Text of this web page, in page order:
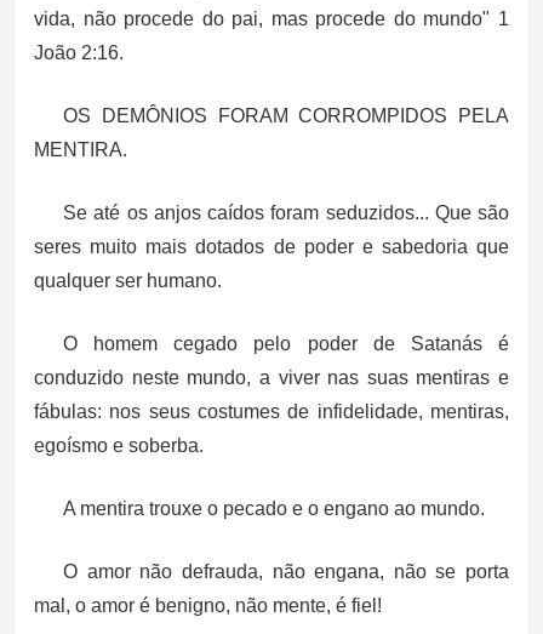
vida, não procede do pai, mas procede do mundo" 1
João 2:16.
OS DEMÔNIOS FORAM CORROMPIDOS PELA
MENTIRA.
Se até os anjos caídos foram seduzidos... Que são
seres muito mais dotados de poder e sabedoria que
qualquer ser humano.
O homem cegado pelo poder de Satanás é
conduzido neste mundo, a viver nas suas mentiras e
fábulas: nos seus costumes de infidelidade, mentiras,
egoísmo e soberba.
A mentira trouxe o pecado e o engano ao mundo.
O amor não defrauda, não engana, não se porta
mal, o amor é benigno, não mente, é fiel!